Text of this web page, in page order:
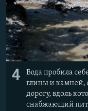
4
Вода пробила
глины и камней,
дорогу, вдоль
снабжающий